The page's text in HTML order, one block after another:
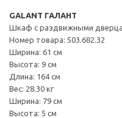
GALANT ГАЛАНТ
Шкаф с раздвижными
Номер товара: 503.682.32
Ширина: 61 см
Высота: 9 см
Длина: 164 см
Вес: 28.30 кг
Ширина: 79 см
Высота: 5 см